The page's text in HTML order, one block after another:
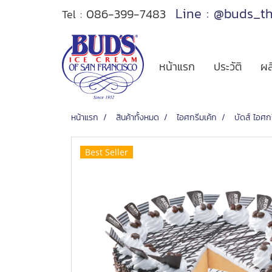
Tel : 086-399-7483 Line :
หน้าแรก ประวัติ
หน้าแรก สินค้าทั้งหมด ไอศกรีมเค้ก บัดส์ ไอศ
Best Seller